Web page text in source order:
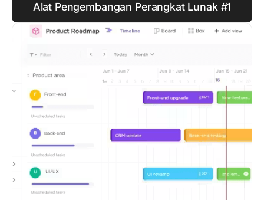
Alat Pengembangan Perangkat Lunak #1